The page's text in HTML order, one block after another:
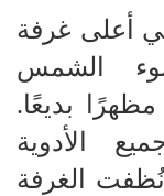
أعلى غرفة
الشمس
بديعًا.
الأدوية
الغرفة